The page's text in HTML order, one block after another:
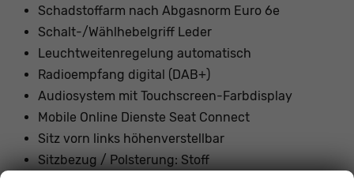
Schadstoffarm nach Abgasnorm Euro 6e
Schalt-/Wählhebelgriff Leder
Leuchtweitenregelung automatisch
Radioempfang digital (DAB+)
Audiosystem mit Touchscreen-Farbdisplay
Mobile Online Dienste Seat Connect
Sitz vorn links höhenverstellbar
Sitzbezug / Polsterung: Stoff